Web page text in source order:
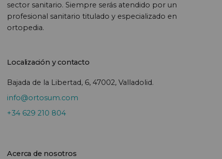
sector sanitario. Siempre serás atendido por un
profesional sanitario titulado y especializado en
ortopedia.
Localización y contacto
Bajada de la Libertad, 6, 47002, Valladolid.
info@ortosum.com
+34 629 210 804
Acerca de nosotros